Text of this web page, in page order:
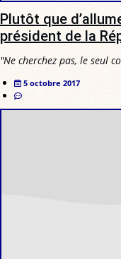
Plutôt que
président de la
"Ne cherchez pas, le seul
5 octobre 2017